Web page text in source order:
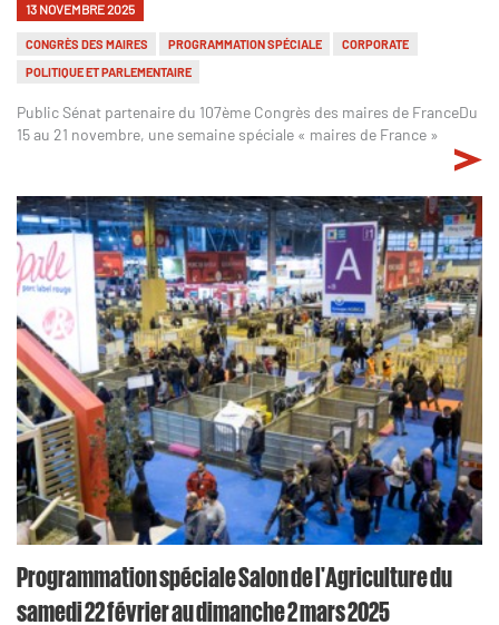
13 NOVEMBRE 2025
CONGRÈS DES MAIRES PROGRAMMATION SPÉCIALE
CORPORATE
POLITIQUE ET PARLEMENTAIRE
Public Sénat partenaire du 107ème Congrès des maires de FranceDu
15 au 21 novembre, une semaine spéciale « maires de France »
Programmation spéciale Salon de l'Agriculture du
samedi 22 février au dimanche 2 mars 2025